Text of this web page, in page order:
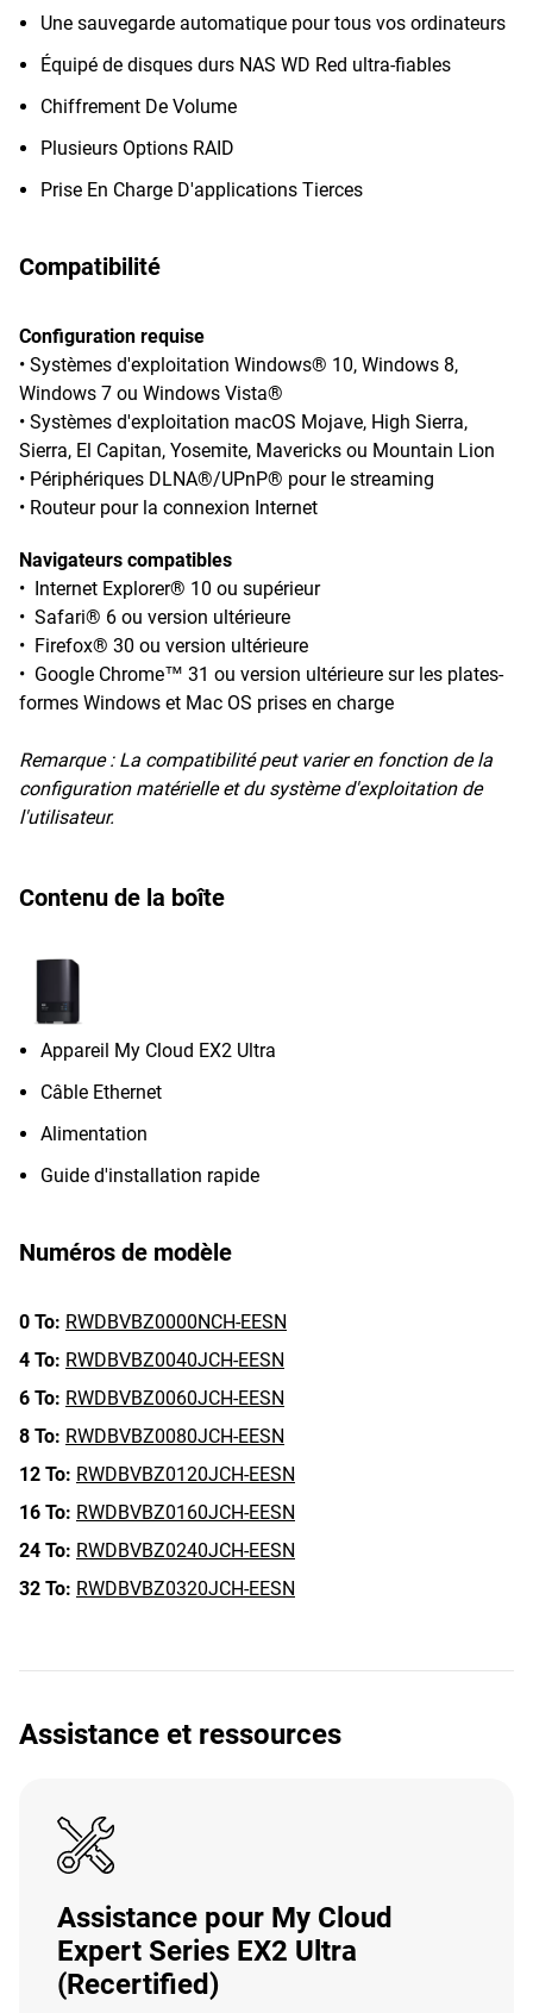
Une sauvegarde automatique pour tous vos ordinateurs
Équipé de disques durs NAS WD Red ultra-fiables
Chiffrement De Volume
Plusieurs Options RAID
Prise En Charge D'applications Tierces
Compatibilité
Configuration requise
• Systèmes d'exploitation Windows® 10, Windows 8,
Windows 7 ou Windows Vista®
• Systèmes d'exploitation macOS Mojave, High Sierra,
Sierra, El Capitan, Yosemite, Mavericks ou Mountain Lion
• Périphériques DLNA®/UPnP® pour le streaming
• Routeur pour la connexion Internet
Navigateurs compatibles
• Internet Explorer® 10 ou supérieur
• Safari® 6 ou version ultérieure
• Firefox® 30 ou version ultérieure
• Google Chrome™ 31 ou version ultérieure sur les plates-
formes Windows et Mac OS prises en charge
Remarque : La compatibilité peut varier en fonction de la
configuration matérielle et du système d'exploitation de
l'utilisateur.
Contenu de la boîte
Appareil My Cloud EX2 Ultra
Câble Ethernet
Alimentation
Guide d'installation rapide
Numéros de modèle
0 To: RWDBVBZ0000NCH-EESN
4 To: RWDBVBZ0040JCH-EESN
6 To: RWDBVBZ0060JCH-EESN
8 To: RWDBVBZ0080JCH-EESN
12 To: RWDBVBZ0120JCH-EESN
16 To: RWDBVBZ0160JCH-EESN
24 To: RWDBVBZ0240JCH-EESN
32 To: RWDBVBZ0320JCH-EESN
Assistance et ressources
Assistance pour My Cloud
Expert Series EX2 Ultra
(Recertified)